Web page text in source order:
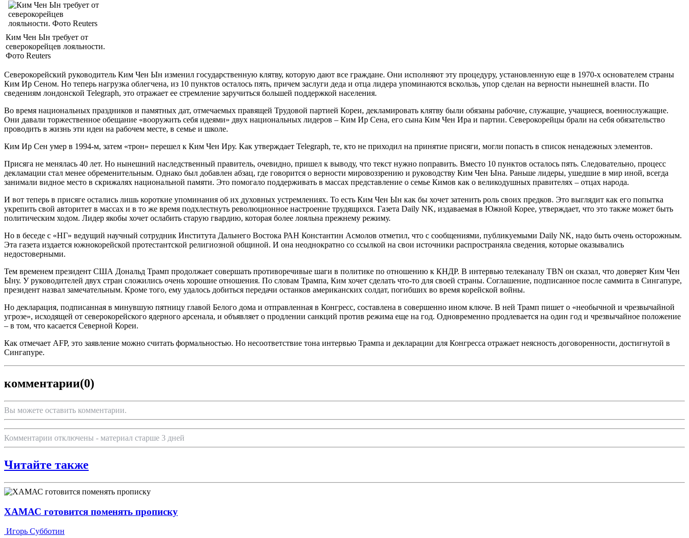
Ким Чен Ын требует от
северокорейцев лояльности.
Фото Reuters
Северокорейский руководитель Ким Чен Ын изменил государственную клятву, которую дают все граждане. Они исполняют эту процедуру, установленную еще в 1970-х основателем страны
Ким Ир Сеном. Но теперь нагрузка облегчена, из 10 пунктов осталось пять, причем заслуги деда и отца лидера упоминаются вскользь, упор сделан на верности нынешней власти. По
сведениям лондонской Telegraph, это отражает ее стремление заручиться большей поддержкой населения.
Во время национальных праздников и памятных дат, отмечаемых правящей Трудовой партией Кореи, декламировать клятву были обязаны рабочие, служащие, учащиеся, военнослужащие.
Они давали торжественное обещание «вооружить себя идеями» двух национальных лидеров – Ким Ир Сена, его сына Ким Чен Ира и партии. Северокорейцы брали на себя обязательство
проводить в жизнь эти идеи на рабочем месте, в семье и школе.
Ким Ир Сен умер в 1994-м, затем «трон» перешел к Ким Чен Иру. Как утверждает Telegraph, те, кто не приходил на принятие присяги, могли попасть в список ненадежных элементов.
Присяга не менялась 40 лет. Но нынешний наследственный правитель, очевидно, пришел к выводу, что текст нужно поправить. Вместо 10 пунктов осталось пять. Следовательно, процесс
декламации стал менее обременительным. Однако был добавлен абзац, где говорится о верности мировоззрению и руководству Ким Чен Ына. Раньше лидеры, ушедшие в мир иной, всегда
занимали видное место в скрижалях национальной памяти. Это помогало поддерживать в массах представление о семье Кимов как о великодушных правителях – отцах народа.
И вот теперь в присяге остались лишь короткие упоминания об их духовных устремлениях. То есть Ким Чен Ын как бы хочет затенить роль своих предков. Это выглядит как его попытка
укрепить свой авторитет в массах и в то же время подхлестнуть революционное настроение трудящихся. Газета Daily NK, издаваемая в Южной Корее, утверждает, что это также может быть
политическим ходом. Лидер якобы хочет ослабить старую гвардию, которая более лояльна прежнему режиму.
Но в беседе с «НГ» ведущий научный сотрудник Института Дальнего Востока РАН Константин Асмолов отметил, что с сообщениями, публикуемыми Daily NK, надо быть очень осторожным.
Эта газета издается южнокорейской протестантской религиозной общиной. И она неоднократно со ссылкой на свои источники распространяла сведения, которые оказывались
недостоверными.
Тем временем президент США Дональд Трамп продолжает совершать противоречивые шаги в политике по отношению к КНДР. В интервью телеканалу TBN он сказал, что доверяет Ким Чен
Ыну. У руководителей двух стран сложились очень хорошие отношения. По словам Трампа, Ким хочет сделать что-то для своей страны. Соглашение, подписанное после саммита в Сингапуре,
президент назвал замечательным. Кроме того, ему удалось добиться передачи останков американских солдат, погибших во время корейской войны.
Но декларация, подписанная в минувшую пятницу главой Белого дома и отправленная в Конгресс, составлена в совершенно ином ключе. В ней Трамп пишет о «необычной и чрезвычайной
угрозе», исходящей от северокорейского ядерного арсенала, и объявляет о продлении санкций против режима еще на год. Одновременно продлевается на один год и чрезвычайное положение
– в том, что касается Северной Кореи.
Как отмечает AFP, это заявление можно считать формальностью. Но несоответствие тона интервью Трампа и декларации для Конгресса отражает неясность договоренности, достигнутой в
Сингапуре.
комментарии(0)
Вы можете оставить комментарии.
Комментарии отключены - материал старше 3 дней
Читайте также
ХАМАС готовится поменять прописку
Игорь Субботин